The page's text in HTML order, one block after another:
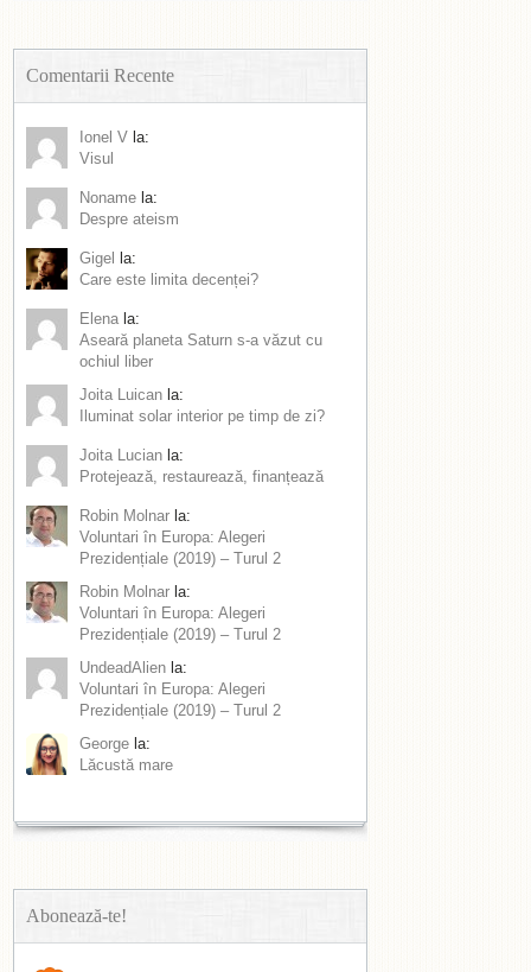
Comentarii Recente
Ionel V la:
Visul
Noname la:
Despre ateism
Gigel
la:
Care este limita decenței?
Elena la:
Aseară planeta Saturn s-a văzut cu
ochiul liber
Joita Luican la:
Iluminat solar interior pe timp de zi?
Joita Lucian la:
Protejează, restaurează, finanțează
Robin Molnar la:
Voluntari în Europa: Alegeri
Prezidențiale (2019) – Turul 2
Robin Molnar la:
Voluntari în Europa: Alegeri
Prezidențiale (2019) – Turul 2
UndeadAlien la:
Voluntari în Europa: Alegeri
Prezidențiale (2019) – Turul 2
George la:
Lăcustă mare
Abonează-te!